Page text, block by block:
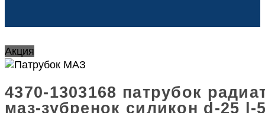
Акция
4370-1303168 патрубок
маз-зубренок силикон d-25 l-